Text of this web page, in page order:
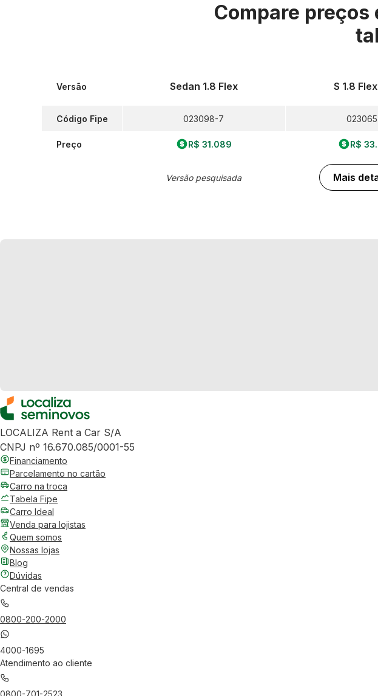
Compare
Versão
Código Fipe
Preço
Sedan 1.8 Flex
023098-7
R$ 31.089
Versão pesquisada
S 1.8
R$
Mais
LOCALIZA Rent a Car S/A
CNPJ nº 16.670.085/0001-55
Financiamento
Parcelamento no cartão
Carro na troca
Tabela Fipe
Carro Ideal
Venda para lojistas
Quem somos
Nossas lojas
Blog
Dúvidas
Central de vendas
0800-200-2000
4000-1695
Atendimento ao cliente
0800-701-2523